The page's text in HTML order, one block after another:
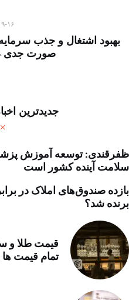
بهبود اشتغال و جذب
صورت جدی
جدیدترین
ظفرقندی: توسعه آموزش
سلامت آینده کشور است
بازده صندوق‌های املاک در
برنده شد؟
تمام قیمت